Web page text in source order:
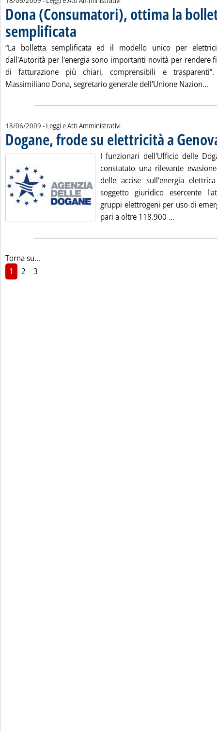
Dona (Consumatori), ottima la
semplificata
“La bolletta semplificata ed il modello unico per
dall'Autorità per l'energia sono importanti novità per rendere
di fatturazione più chiari, comprensibili e
Massimiliano Dona, segretario generale dell'Unione Nazion...
18/06/2009 - Leggi e Atti Amministrativi
Dogane, frode su elettricità a
I funzionari dell'Ufficio delle
constatato una rilevante
delle accise sull'energia
soggetto giuridico esercente
gruppi elettrogeni per uso di
pari a oltre 118.900 ...
Torna su...
1
2 3